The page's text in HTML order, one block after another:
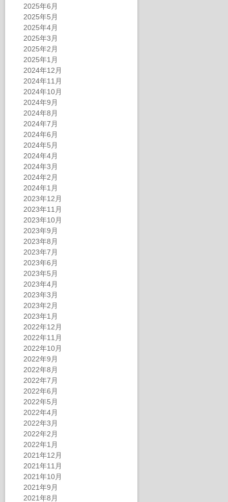
2025年6月
2025年5月
2025年4月
2025年3月
2025年2月
2025年1月
2024年12月
2024年11月
2024年10月
2024年9月
2024年8月
2024年7月
2024年6月
2024年5月
2024年4月
2024年3月
2024年2月
2024年1月
2023年12月
2023年11月
2023年10月
2023年9月
2023年8月
2023年7月
2023年6月
2023年5月
2023年4月
2023年3月
2023年2月
2023年1月
2022年12月
2022年11月
2022年10月
2022年9月
2022年8月
2022年7月
2022年6月
2022年5月
2022年4月
2022年3月
2022年2月
2022年1月
2021年12月
2021年11月
2021年10月
2021年9月
2021年8月